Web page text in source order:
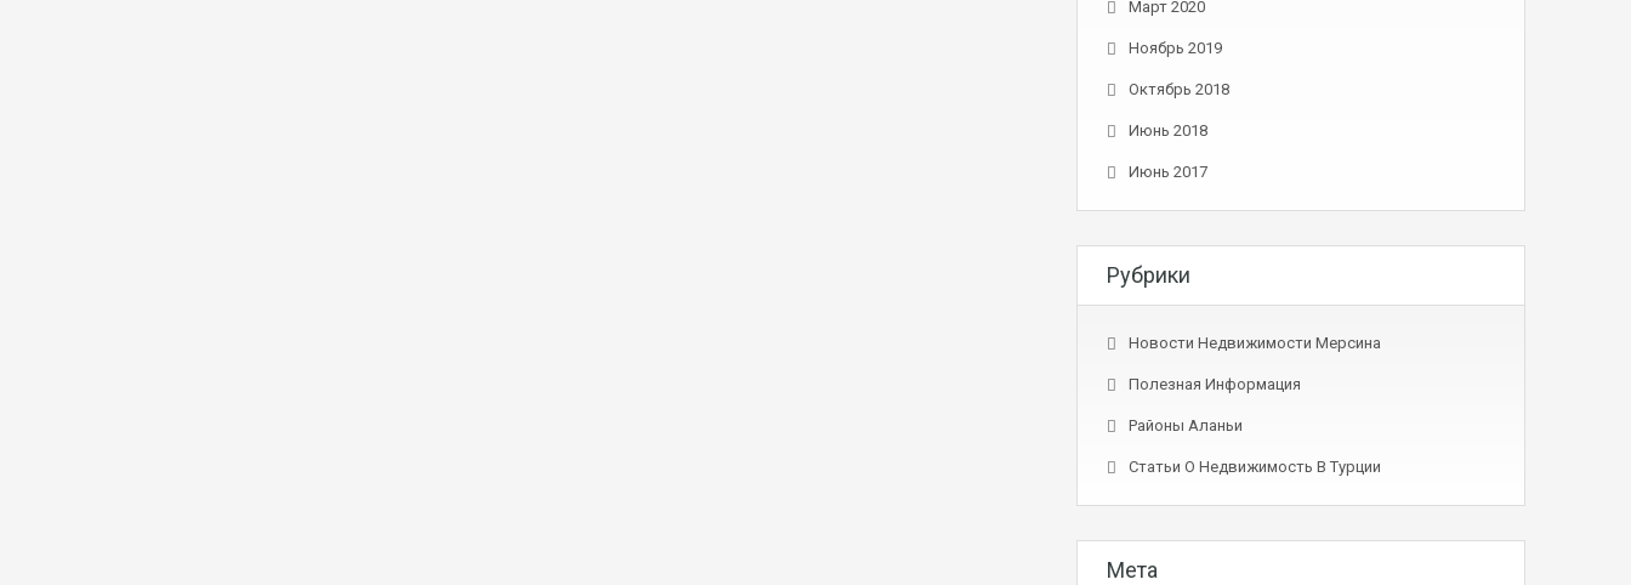
Март 2020
Ноябрь 2019
Октябрь 2018
Июнь 2018
Июнь 2017
Рубрики
Новости Недвижимости Мерсина
Полезная Информация
Районы Аланьи
Статьи О Недвижимость В Турции
Мета